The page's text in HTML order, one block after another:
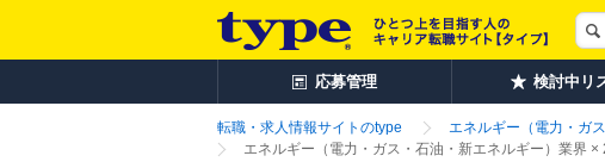
応募管理 検討中リ
転職・求人情報サイトのtype エネルギー（電力・ガ
エネルギー（電力・ガス・石油・新エネルギー）業界